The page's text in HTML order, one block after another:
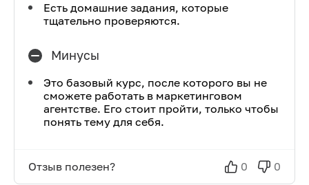
Есть домашние задания, которые
тщательно проверяются.
Минусы
Это базовый курс, после которого вы не
сможете работать в маркетинговом
агентстве. Его стоит пройти, только чтобы
понять тему для себя.
Отзыв полезен? 0 0